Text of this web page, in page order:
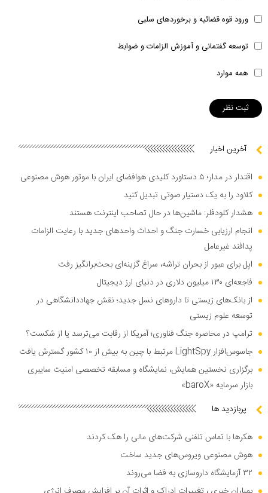
ورود قوه قضائیه و برخوردهای سلبی
توسعه گفتمانی و آموزش الزامات و ضوابط
همه موارد
آخرین اخبار
اقتدار در مدار؛ ۵ دستاورد کلیدی هوافضای ایران با موتور هوش مصنوعی
کلاود را به یک دستیار صوتی تبدیل کنید
هشدار کلودفلر: ماشین‌ها در حال تصاحب اینترنت هستند
انجام ارزیابی خسارت جنگ و احداث واحد‌های جدید با رعایت الزامات
پدافند غیرعامل
اپل برای عبور از بحران تراشه، سراغ گزینه‌ای بحث‌برانگیز رفت
فاجعه‌ای ۱۳۰ میلیون دلاری در دنیای ارز دیجیتال
از بانک‌های زیستی تا دارو‌های نسل جدید؛ نقش جهاددانشگاهی در
توسعه علوم زیستی
ترامپ در محاصره جنگ فناوری؛ آمریکا از رقابت می‌ترسد یا از شکست؟
جاسوس‌افزار LightSpy مرتبط با چین به بیش از ۱۰ کشور گسترش یافت
برگزاری نخستین همایش، نمایشگاه و مسابقه تخصصی امنیت سایبری
بازار سرمایه «baroX»
پربازدید ها
هکر‌ها با تماس تلفنی شرکت‌های مالی را هک کردند
هوش مصنوعی ویروس‌های جدید ساخت
۳۲ آزمایشگاه داروسازی به فضا می‌روند